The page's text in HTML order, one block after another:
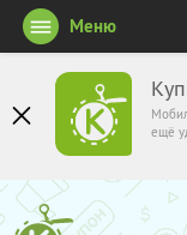
ещё
Меню